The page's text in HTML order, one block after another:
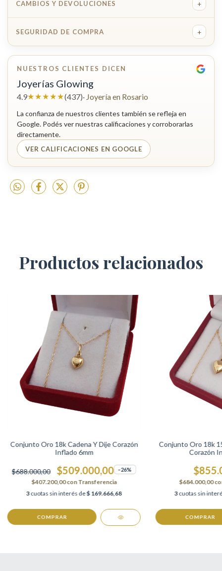
CAMBIOS Y DEVOLUCIONES +
SEGURIDAD DE COMPRA +
NUESTROS CLIENTES DICEN
Joyerías Glowing
4.9★★★★★(437)· Joyería en Rosario
La confianza de nuestros clientes también se refleja en
Google. Podés ver nuestras calificaciones y corroborarlas
directamente.
VER CALIFICACIONES EN GOOGLE
Productos relacionados
Conjunto Oro 18k Cadena Y Dije Corazón
Inflado 6mm
$688.000,00 $509.000,00 –26%
$407.200,00conTransferencia
3cuotas sin interés de$ 169.666,68
COMPRAR
Conjunto Oro 18k
Corazón
$684.000,00
3cuotas sin
COMPRAR